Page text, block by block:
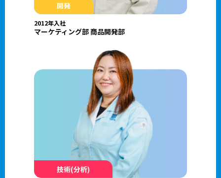
開発
2012年入社
マーケティング部 商品開発部
技術(分析)